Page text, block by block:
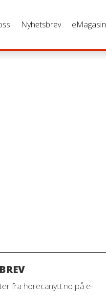
Nyhetsbrev eMagasin
fra horecanytt.no på e-